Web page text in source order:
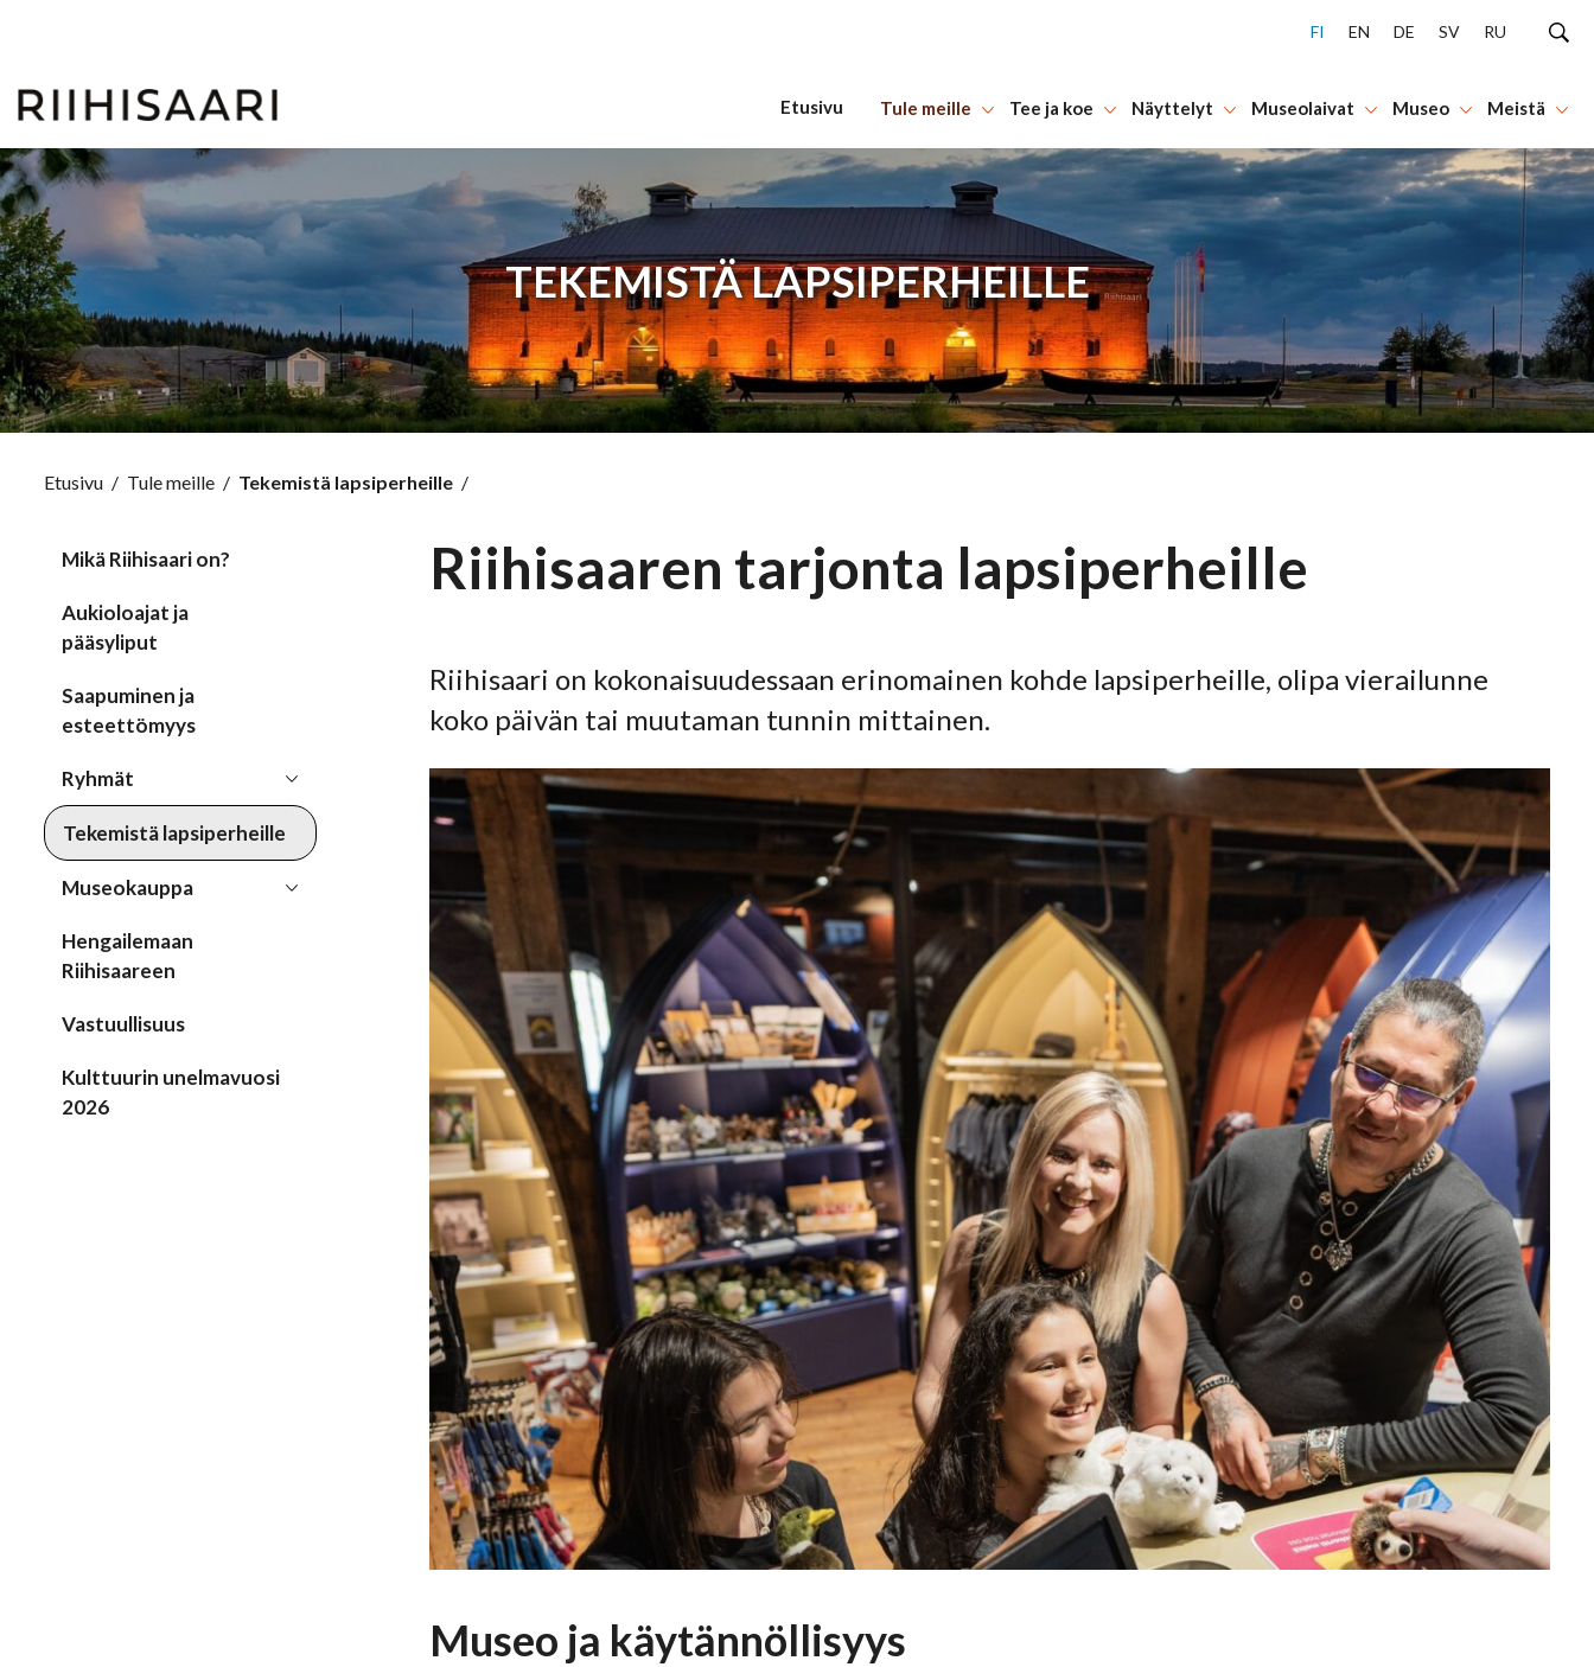
Hyppää sisältöön
FI EN DE SV RU
Etusivu Tule meille Tee ja koe Näyttelyt Museolaivat Museo Meistä
TEKEMISTÄ LAPSIPERHEILLE
Etusivu / Tule meille / Tekemistä lapsiperheille /
Mikä Riihisaari on?
Aukioloajat ja
pääsyliput
Saapuminen ja
esteettömyys
Ryhmät
Tekemistä lapsiperheille
Museokauppa
Hengailemaan
Riihisaareen
Vastuullisuus
Kulttuurin unelmavuosi
2026
Riihisaaren tarjonta lapsiperheille
Riihisaari on kokonaisuudessaan erinomainen kohde lapsiperheille, olipa vierailunne
koko päivän tai muutaman tunnin mittainen.
Museo ja käytännöllisyys